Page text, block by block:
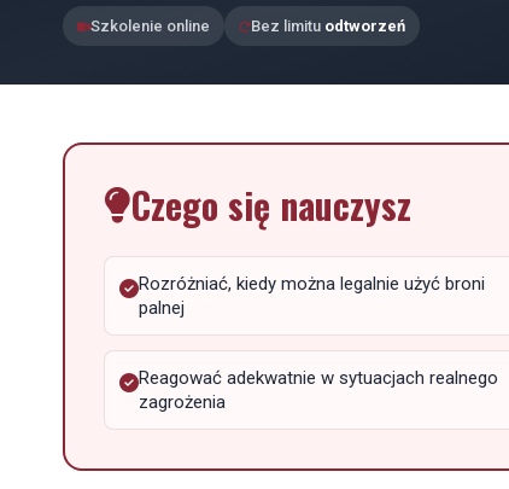
Szkolenie online Bez limitu odtworzeń
Czego się nauczysz
Rozróżniać, kiedy można legalnie użyć broni
palnej
Reagować adekwatnie w sytuacjach realnego
zagrożenia